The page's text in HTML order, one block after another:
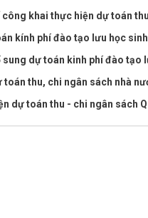
khai thực hiện dự toán
kính phí đào tạo lưu học
dự toán kinh phí đào tạo
thu, chi ngân sách nhà
dự toán thu - chi ngân sách